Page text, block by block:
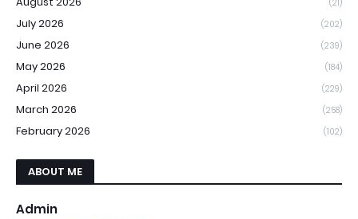
(21)
July 2026 (202)
June 2026 (239)
May 2026 (184)
April 2026 (229)
March 2026 (258)
February 2026 (102)
ABOUT ME
Admin